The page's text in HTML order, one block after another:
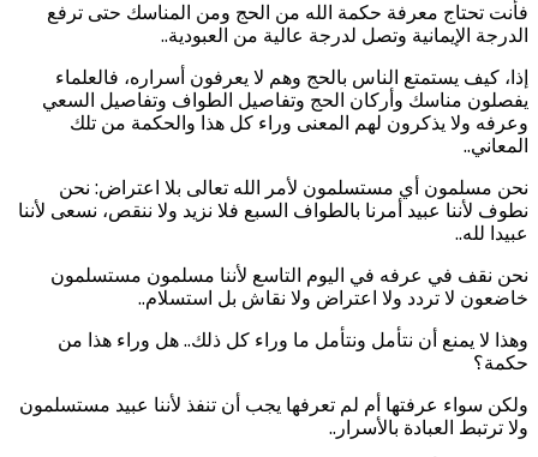
فأنت تحتاج معرفة حكمة الله من الحج ومن المناسك حتى ترفع
الدرجة الإيمانية وتصل لدرجة عالية من العبودية..
إذا، كيف يستمتع الناس بالحج وهم لا يعرفون أسراره، فالعلماء
يفصلون مناسك وأركان الحج وتفاصيل الطواف وتفاصيل السعي
وعرفه ولا يذكرون لهم المعنى وراء كل هذا والحكمة من تلك
المعاني..
نحن مسلمون أي مستسلمون لأمر الله تعالى بلا اعتراض: نحن
نطوف لأننا عبيد أمرنا بالطواف السبع فلا نزيد ولا ننقص، نسعى لأننا
عبيدا لله..
نحن نقف في عرفه في اليوم التاسع لأننا مسلمون مستسلمون
خاضعون لا تردد ولا اعتراض ولا نقاش بل استسلام..
وهذا لا يمنع أن نتأمل ونتأمل ما وراء كل ذلك.. هل وراء هذا من
حكمة؟
ولكن سواء عرفتها أم لم تعرفها يجب أن تنفذ لأننا عبيد مستسلمون
ولا ترتبط العبادة بالأسرار..